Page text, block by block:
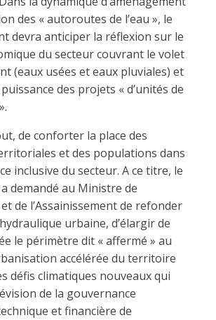
des « autoroutes de l’eau », le
devra anticiper la réflexion sur le
du secteur couvrant le volet
(eaux usées et eaux pluviales) et
des projets « d’unités de
de conforter la place des
et des populations dans
inclusive du secteur. A ce titre, le
a demandé au Ministre de
de l’Assainissement de refonder
urbaine, d’élargir de
le périmètre dit « affermé » au
accélérée du territoire
défis climatiques nouveaux qui
de la gouvernance
et financière de